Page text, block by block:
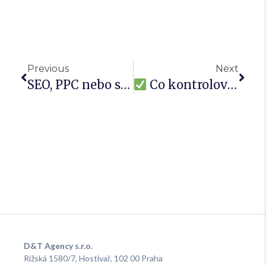
Previous
SEO, PPC nebo sociální sítě? Co zvolit, když nemáte neomezený rozpočet
Next
Co kontrolovat ve výkonnostních kampaních každý měsíc? Check-list pro firmy
D&T Agency s.r.o.
Rižská 1580/7, Hostivař, 102 00 Praha